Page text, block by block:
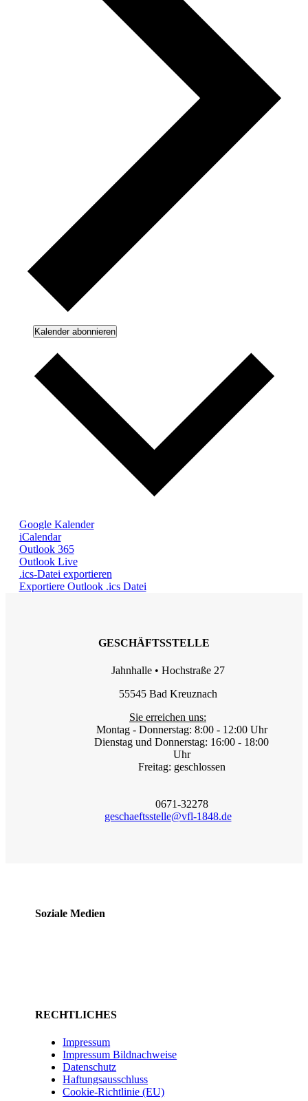
Kalender abonnieren
Google Kalender
iCalendar
Outlook 365
Outlook Live
.ics-Datei exportieren
Exportiere Outlook .ics Datei
GESCHÄFTSSTELLE
Jahnhalle • Hochstraße 27
55545 Bad Kreuznach
Sie erreichen uns:
Montag - Donnerstag: 8:00 - 12:00 Uhr
Dienstag und Donnerstag: 16:00 - 18:00
Uhr
Freitag: geschlossen
0671-32278
geschaeftsstelle@vfl-1848.de
Soziale Medien
RECHTLICHES
Impressum
Impressum Bildnachweise
Datenschutz
Haftungsausschluss
Cookie-Richtlinie (EU)